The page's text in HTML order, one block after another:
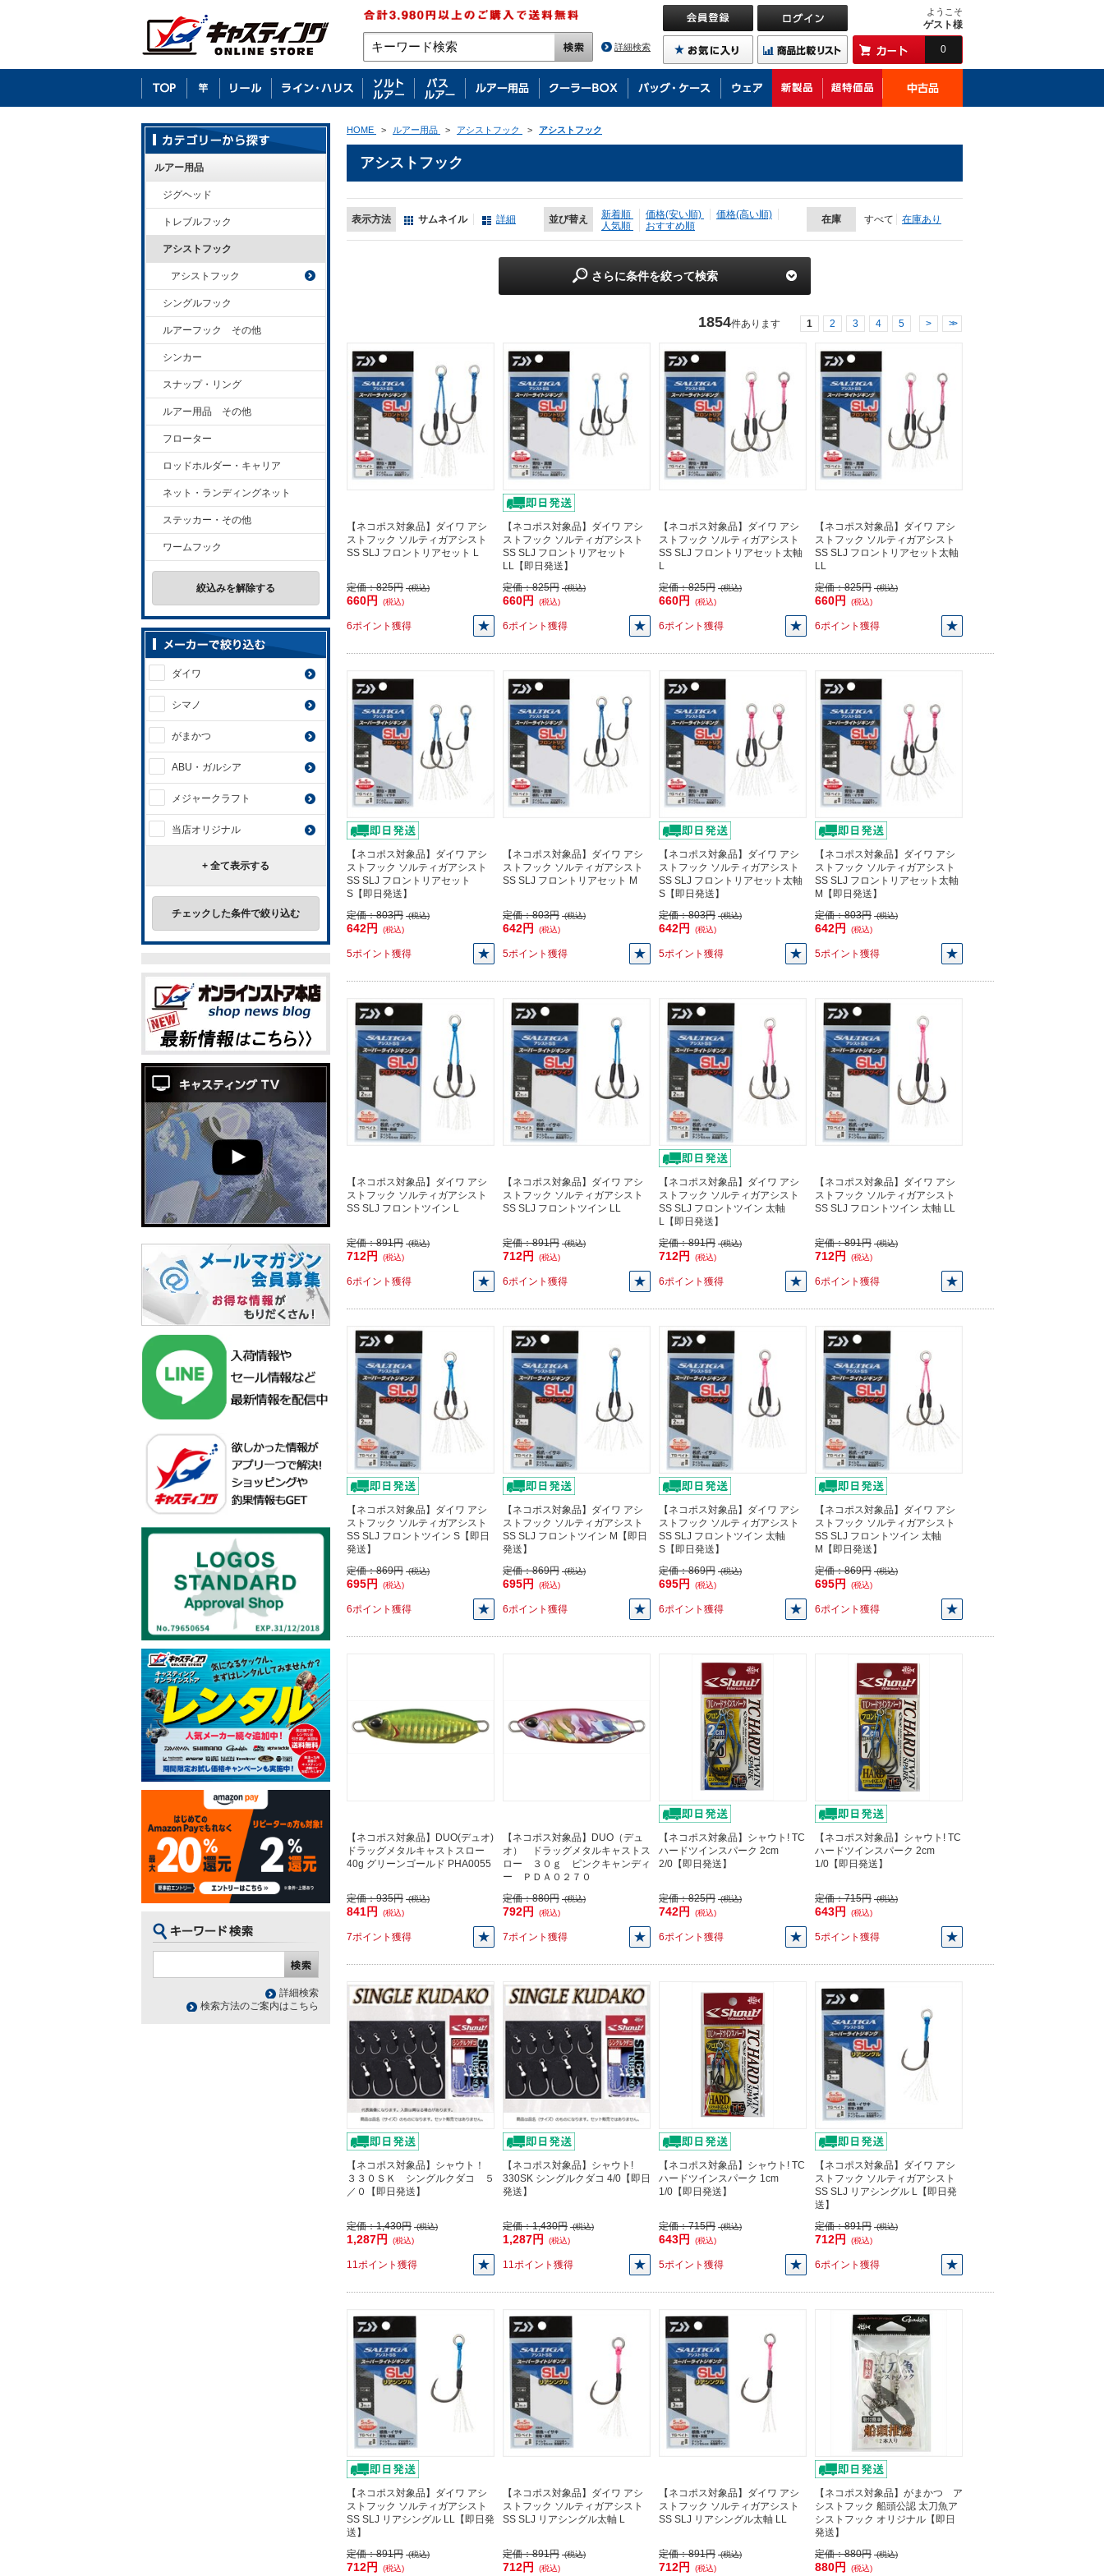
詳細検索
ようこそ
ゲスト様
0
HOME > ルアー用品 > アシストフック > アシストフック
アシストフック
表示方法 サムネイル 詳細 並び替え 新着順 価格(安い順)
価格(高い順)
人気順
おすすめ順
在庫 すべて 在庫あり
さらに条件を絞って検索
1854件あります 1 2 3 4 5 > >>
【ネコポス対象品】ダイワ アシ
ストフック ソルティガアシスト
SS SLJ フロントリアセット L
定価：825円 (税込)
660円 (税込)
6ポイント獲得
【ネコポス対象品】ダイワ アシ
ストフック ソルティガアシスト
SS SLJ フロントリアセット
LL【即日発送】
定価：825円 (税込)
660円 (税込)
6ポイント獲得
【ネコポス対象品】ダイワ アシ
ストフック ソルティガアシスト
SS SLJ フロントリアセット太軸
L
定価：825円 (税込)
660円 (税込)
6ポイント獲得
【ネコポス対象品】ダイワ アシ
ストフック ソルティガアシスト
SS SLJ フロントリアセット太軸
LL
定価：825円 (税込)
660円 (税込)
6ポイント獲得
【ネコポス対象品】ダイワ アシ
ストフック ソルティガアシスト
SS SLJ フロントリアセット
S【即日発送】
定価：803円 (税込)
642円 (税込)
5ポイント獲得
【ネコポス対象品】ダイワ アシ
ストフック ソルティガアシスト
SS SLJ フロントリアセット M
定価：803円 (税込)
642円 (税込)
5ポイント獲得
【ネコポス対象品】ダイワ アシ
ストフック ソルティガアシスト
SS SLJ フロントリアセット太軸
S【即日発送】
定価：803円 (税込)
642円 (税込)
5ポイント獲得
【ネコポス対象品】ダイワ アシ
ストフック ソルティガアシスト
SS SLJ フロントリアセット太軸
M【即日発送】
定価：803円 (税込)
642円 (税込)
5ポイント獲得
【ネコポス対象品】ダイワ アシ
ストフック ソルティガアシスト
SS SLJ フロントツイン L
定価：891円 (税込)
712円 (税込)
6ポイント獲得
【ネコポス対象品】ダイワ アシ
ストフック ソルティガアシスト
SS SLJ フロントツイン LL
定価：891円 (税込)
712円 (税込)
6ポイント獲得
【ネコポス対象品】ダイワ アシ
ストフック ソルティガアシスト
SS SLJ フロントツイン 太軸
L【即日発送】
定価：891円 (税込)
712円 (税込)
6ポイント獲得
【ネコポス対象品】ダイワ アシ
ストフック ソルティガアシスト
SS SLJ フロントツイン 太軸 LL
定価：891円 (税込)
712円 (税込)
6ポイント獲得
【ネコポス対象品】ダイワ アシ
ストフック ソルティガアシスト
SS SLJ フロントツイン S【即日
発送】
定価：869円 (税込)
695円 (税込)
6ポイント獲得
【ネコポス対象品】ダイワ アシ
ストフック ソルティガアシスト
SS SLJ フロントツイン M【即日
発送】
定価：869円 (税込)
695円 (税込)
6ポイント獲得
【ネコポス対象品】ダイワ アシ
ストフック ソルティガアシスト
SS SLJ フロントツイン 太軸
S【即日発送】
定価：869円 (税込)
695円 (税込)
6ポイント獲得
【ネコポス対象品】ダイワ アシ
ストフック ソルティガアシスト
SS SLJ フロントツイン 太軸
M【即日発送】
定価：869円 (税込)
695円 (税込)
6ポイント獲得
【ネコポス対象品】DUO(デュオ)
ドラッグメタルキャストスロー
40g グリーンゴールド PHA0055
定価：935円 (税込)
841円 (税込)
7ポイント獲得
【ネコポス対象品】DUO（デュ
オ） ドラッグメタルキャストス
ロー ３０ｇ ピンクキャンディ
ー ＰＤＡ０２７０
定価：880円 (税込)
792円 (税込)
7ポイント獲得
【ネコポス対象品】シャウト! TC
ハードツインスパーク 2cm
2/0【即日発送】
定価：825円 (税込)
742円 (税込)
6ポイント獲得
【ネコポス対象品】シャウト! TC
ハードツインスパーク 2cm
1/0【即日発送】
定価：715円 (税込)
643円 (税込)
5ポイント獲得
【ネコポス対象品】シャウト！
３３０ＳＫ シングルクダコ ５
／０【即日発送】
定価：1,430円 (税込)
1,287円 (税込)
11ポイント獲得
【ネコポス対象品】シャウト!
330SK シングルクダコ 4/0【即日
発送】
定価：1,430円 (税込)
1,287円 (税込)
11ポイント獲得
【ネコポス対象品】シャウト! TC
ハードツインスパーク 1cm
1/0【即日発送】
定価：715円 (税込)
643円 (税込)
5ポイント獲得
【ネコポス対象品】ダイワ アシ
ストフック ソルティガアシスト
SS SLJ リアシングル L【即日発
送】
定価：891円 (税込)
712円 (税込)
6ポイント獲得
【ネコポス対象品】ダイワ アシ
ストフック ソルティガアシスト
SS SLJ リアシングル LL【即日発
送】
定価：891円 (税込)
712円 (税込)
【ネコポス対象品】ダイワ アシ
ストフック ソルティガアシスト
SS SLJ リアシングル太軸 L
定価：891円 (税込)
712円 (税込)
【ネコポス対象品】ダイワ アシ
ストフック ソルティガアシスト
SS SLJ リアシングル太軸 LL
定価：891円 (税込)
712円 (税込)
【ネコポス対象品】がまかつ ア
シストフック 船頭公認 太刀魚ア
シストフック オリジナル【即日
発送】
定価：880円 (税込)
880円 (税込)
ルアー用品
ジグヘッド
トレブルフック
アシストフック
アシストフック
シングルフック
ルアーフック その他
シンカー
スナップ・リング
ルアー用品 その他
フローター
ロッドホルダー・キャリア
ネット・ランディングネット
ステッカー・その他
ワームフック
絞込みを解除する
ダイワ
シマノ
がまかつ
ABU・ガルシア
メジャークラフト
当店オリジナル
+ 全て表示する
チェックした条件で絞り込む
詳細検索
検索方法のご案内はこちら